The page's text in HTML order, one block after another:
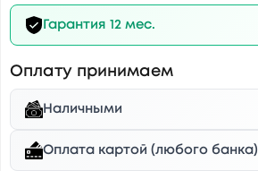
Гарантия 12 мес.
Оплату принимаем
Наличными
Оплата картой (любого банка)